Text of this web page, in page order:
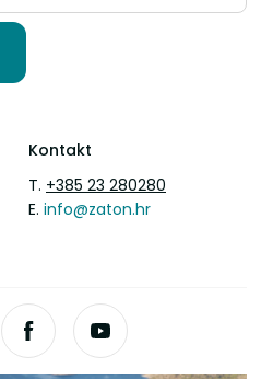
Kontakt
T. +385 23 280280
E. info@zaton.hr